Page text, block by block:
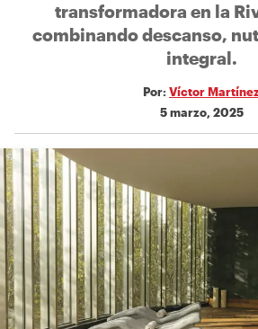
transformadora en la
combinando descanso,
integral.
Por: Víctor
5 marzo, 2025